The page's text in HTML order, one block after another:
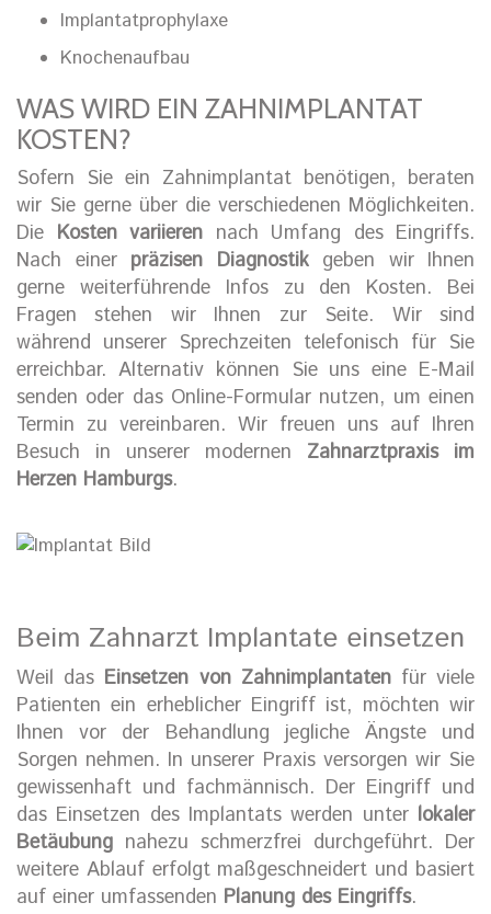
Implantatprophylaxe
Knochenaufbau
WAS WIRD EIN ZAHNIMPLANTAT
KOSTEN?
Sofern Sie ein Zahnimplantat benötigen, beraten
wir Sie gerne über die verschiedenen Möglichkeiten.
Die Kosten variieren nach Umfang des Eingriffs.
Nach einer präzisen Diagnostikgeben wir Ihnen
gerne weiterführende Infos zu den Kosten. Bei
Fragen stehen wir Ihnen zur Seite. Wir sind
während unserer Sprechzeiten telefonisch für Sie
erreichbar. Alternativ können Sie uns eine E-Mail
senden oder das Online-Formular nutzen, um einen
Termin zu vereinbaren. Wir freuen uns auf Ihren
Besuch in unserer modernen Zahnarztpraxis im
Herzen Hamburgs.
Beim Zahnarzt Implantate einsetzen
Weil das Einsetzen von Zahnimplantatenfür viele
Patienten ein erheblicher Eingriff ist, möchten wir
Ihnen vor der Behandlung jegliche Ängste und
Sorgen nehmen. In unserer Praxis versorgen wir Sie
gewissenhaft und fachmännisch. Der Eingriff und
das Einsetzen des Implantats werden unter lokaler
Betäubung nahezu schmerzfrei durchgeführt. Der
weitere Ablauf erfolgt maßgeschneidert und basiert
auf einer umfassenden Planung des Eingriffs.